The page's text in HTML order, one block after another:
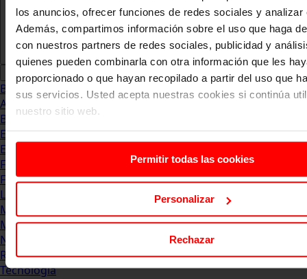
los anuncios, ofrecer funciones de redes sociales y analizar
Además, compartimos información sobre el uso que haga
con nuestros partners de redes sociales, publicidad y
quienes pueden combinarla con otra información que les
proporcionado o que hayan recopilado a partir del uso que
sus servicios. Usted acepta nuestras cookies si continúa
nuestro sitio web.
Permitir todas las cookies
Personalizar
Rechazar
Blog
Abogacia
Business
Empleo & Emprendimiento
Empresas
Finanzas
Formación & Estudios
Luxury
Management
Marketing & Comunicación
Negocios
Recursos Humanos
Tecnología